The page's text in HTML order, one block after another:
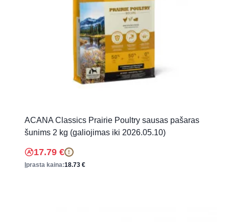
ACANA Classics Prairie Poultry sausas pašaras
šunims 2 kg (galiojimas iki 2026.05.10)
17.79 € !
Įprasta kaina:18.73 €